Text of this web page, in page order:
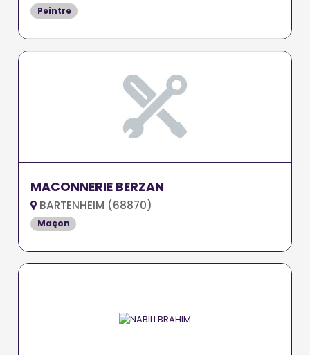
Peintre
MACONNERIE BERZAN
BARTENHEIM (68870)
Maçon